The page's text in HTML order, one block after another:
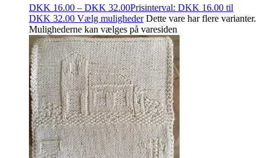
DKK 16.00 – DKK 32.00Prisinterval: DKK 16.00 til
DKK 32.00 Vælg muligheder Dette vare har flere varianter.
Mulighederne kan vælges på varesiden